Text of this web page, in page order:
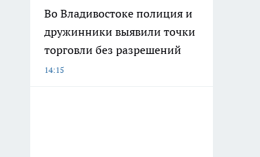
Во Владивостоке полиция и
дружинники выявили точки
торговли без разрешений
14:15